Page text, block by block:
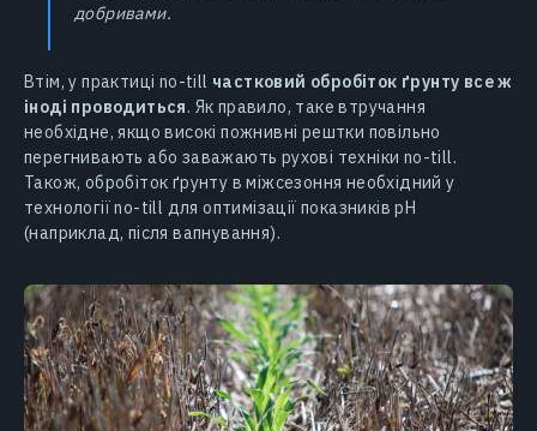
добривами.
Втім, у практиці no-till частковий обробіток ґрунту все ж
іноді проводиться. Як правило, таке втручання
необхідне, якщо високі пожнивні рештки повільно
перегнивають або заважають рухові техніки no-till.
Також, обробіток ґрунту в міжсезоння необхідний у
технології no-till для оптимізації показників pH
(наприклад, після вапнування).